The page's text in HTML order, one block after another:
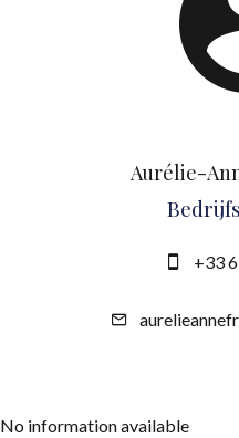
Aurélie-
+33
No information available